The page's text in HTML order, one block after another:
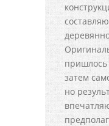
пришлось
затем
но